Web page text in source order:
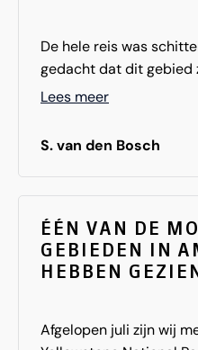
De hele reis was
gedacht dat dit gebied
Amerika blijft ons
rondreizen in Amerika
schitterende
na 4 rondreizen
Lees meer
S. van den Bosch
ÉÉN VAN DE
GEBIEDEN IN
HEBBEN
Afgelopen juli zijn wij